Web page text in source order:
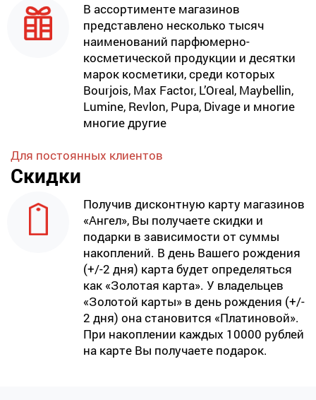
В ассортименте магазинов
представлено несколько тысяч
наименований парфюмерно-
косметической продукции и десятки
марок косметики, среди которых
Bourjois, Max Factor, L’Oreal, Maybellin,
Lumine, Revlon, Pupa, Divage и многие
многие другие
Для постоянных клиентов
Скидки
Получив дисконтную карту магазинов
«Ангел», Вы получаете скидки и
подарки в зависимости от суммы
накоплений. В день Вашего рождения
(+/-2 дня) карта будет определяться
как «Золотая карта». У владельцев
«Золотой карты» в день рождения (+/-
2 дня) она становится «Платиновой».
При накоплении каждых 10000 рублей
на карте Вы получаете подарок.